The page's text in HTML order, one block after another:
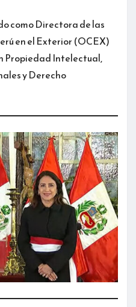
como Directora de las
en el Exterior (OCEX)
Propiedad Intelectual,
y Derecho